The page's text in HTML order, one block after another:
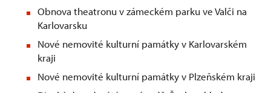
Obnova theatronu v zámeckém parku ve Valči na
Karlovarsku
Nové nemovité kulturní památky v Karlovarském
kraji
Nové nemovité kulturní památky v Plzeňském kraji